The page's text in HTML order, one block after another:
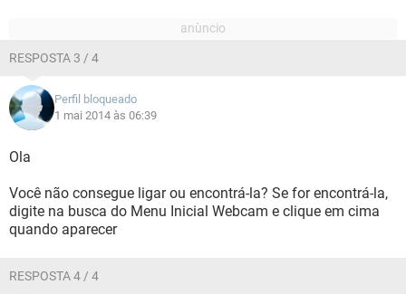
RESPOSTA 3 / 4
Perfil bloqueado
1 mai 2014 às 06:39
Ola
Você não consegue ligar ou encontrá-la? Se for encontrá-la,
digite na busca do Menu Inicial Webcam e clique em cima
quando aparecer
RESPOSTA 4 / 4